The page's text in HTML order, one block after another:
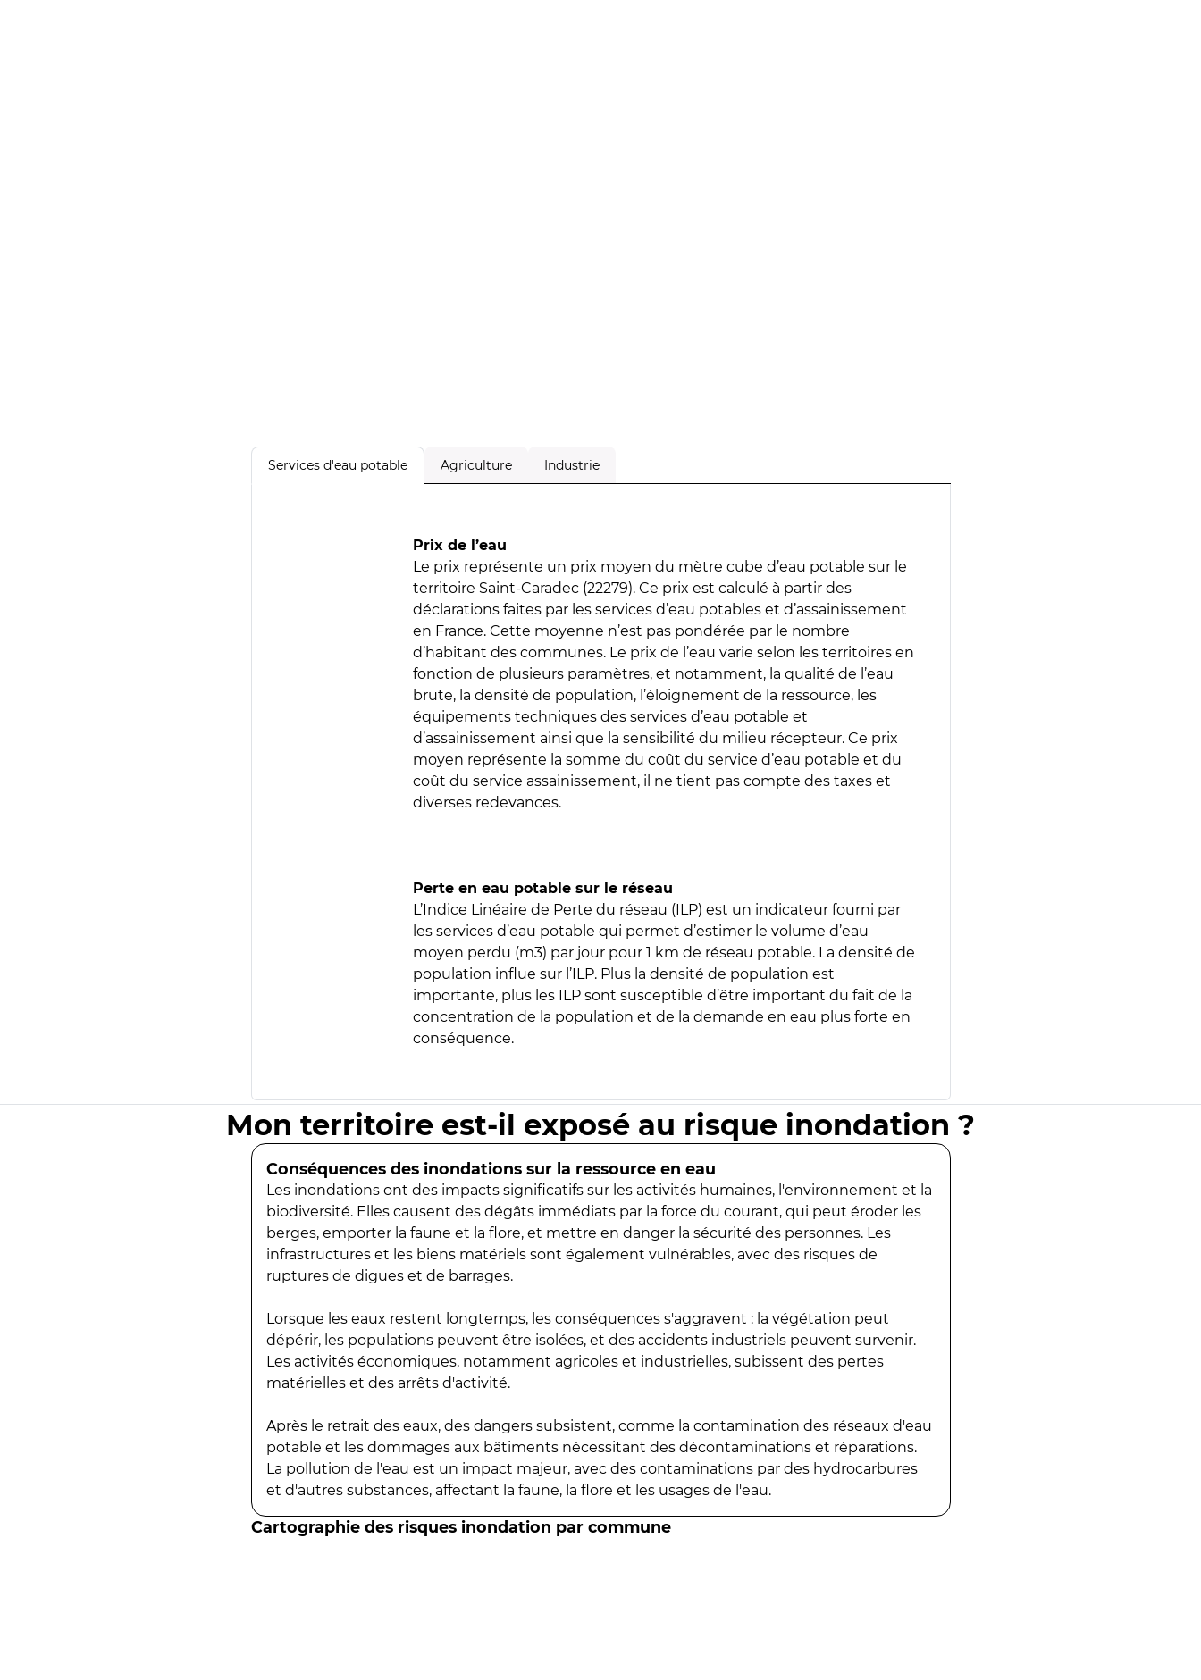
Services d'eau potable Agriculture Industrie
Prix de l’eau
Le prix représente un prix moyen du mètre cube d’eau potable sur le
territoire Saint-Caradec (22279). Ce prix est calculé à partir des
déclarations faites par les services d’eau potables et d’assainissement
en France. Cette moyenne n’est pas pondérée par le nombre
d’habitant des communes. Le prix de l’eau varie selon les territoires en
fonction de plusieurs paramètres, et notamment, la qualité de l’eau
brute, la densité de population, l’éloignement de la ressource, les
équipements techniques des services d’eau potable et
d’assainissement ainsi que la sensibilité du milieu récepteur. Ce prix
moyen représente la somme du coût du service d’eau potable et du
coût du service assainissement, il ne tient pas compte des taxes et
diverses redevances.
Perte en eau potable sur le réseau
L’Indice Linéaire de Perte du réseau (ILP) est un indicateur fourni par
les services d’eau potable qui permet d’estimer le volume d’eau
moyen perdu (m3) par jour pour 1 km de réseau potable. La densité de
population influe sur l’ILP. Plus la densité de population est
importante, plus les ILP sont susceptible d’être important du fait de la
concentration de la population et de la demande en eau plus forte en
conséquence.
Mon territoire est-il exposé au risque inondation ?
Conséquences des inondations sur la ressource en eau
Les inondations ont des impacts significatifs sur les activités humaines, l'environnement et la
biodiversité. Elles causent des dégâts immédiats par la force du courant, qui peut éroder les
berges, emporter la faune et la flore, et mettre en danger la sécurité des personnes. Les
infrastructures et les biens matériels sont également vulnérables, avec des risques de
ruptures de digues et de barrages.
Lorsque les eaux restent longtemps, les conséquences s'aggravent : la végétation peut
dépérir, les populations peuvent être isolées, et des accidents industriels peuvent survenir.
Les activités économiques, notamment agricoles et industrielles, subissent des pertes
matérielles et des arrêts d'activité.
Après le retrait des eaux, des dangers subsistent, comme la contamination des réseaux d'eau
potable et les dommages aux bâtiments nécessitant des décontaminations et réparations.
La pollution de l'eau est un impact majeur, avec des contaminations par des hydrocarbures
et d'autres substances, affectant la faune, la flore et les usages de l'eau.
Cartographie des risques inondation par commune